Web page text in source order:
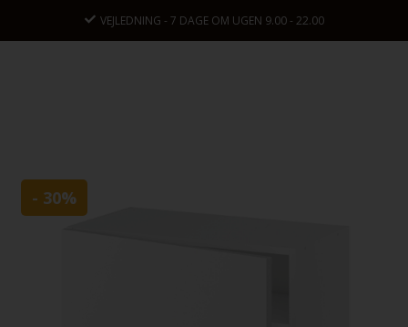
VEJLEDNING - 7 DAGE OM UGEN 9.00 - 22.00
- 30%